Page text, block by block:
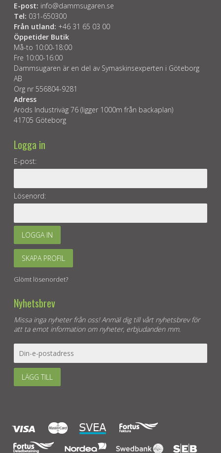
E-post: info@dammsugaren.se
Tel: 031-650300
Från utland: +46 31 65 03 00
Öppetider Butik
Må-to 10:00-18:00
Fre 10:00-16:00
Dammsugaren är en del av Symaskinsexperten i Göteborg
AB
Org nr 556804-9281
Adress
Aröds Industriväg 76 (ligger 1000m från backaplan)
41705 Göteborg
Logga in
E-post:
Lösenord:
LOGGA IN
SKAPA PROFIL
Glömt lösenordet?
Nyhetsbrev
Missa inga nyheter från oss! Anmäl dig till vårt nyhetsbrev för
att ta emot information om nyheter, erbjudanden mm.
LÄGG TILL